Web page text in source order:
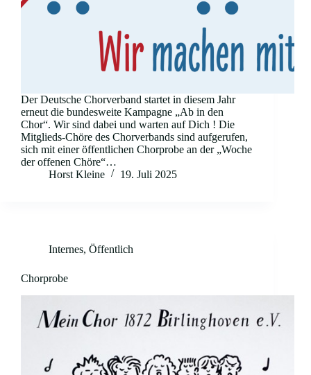
Der Deutsche Chorverband startet in diesem Jahr
erneut die bundesweite Kampagne „Ab in den
Chor“. Wir sind dabei und warten auf Dich ! Die
Mitglieds-Chöre des Chorverbands sind aufgerufen,
sich mit einer öffentlichen Chorprobe an der „Woche
der offenen Chöre“…
Horst Kleine
19. Juli 2025
Internes, Öffentlich
Chorprobe